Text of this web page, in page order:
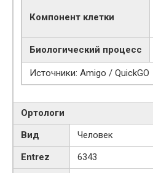
Компонент клетки
Биологический процесс
Источники: Amigo / QuickGO
Ортологи
Вид
Человек
Entrez
6343